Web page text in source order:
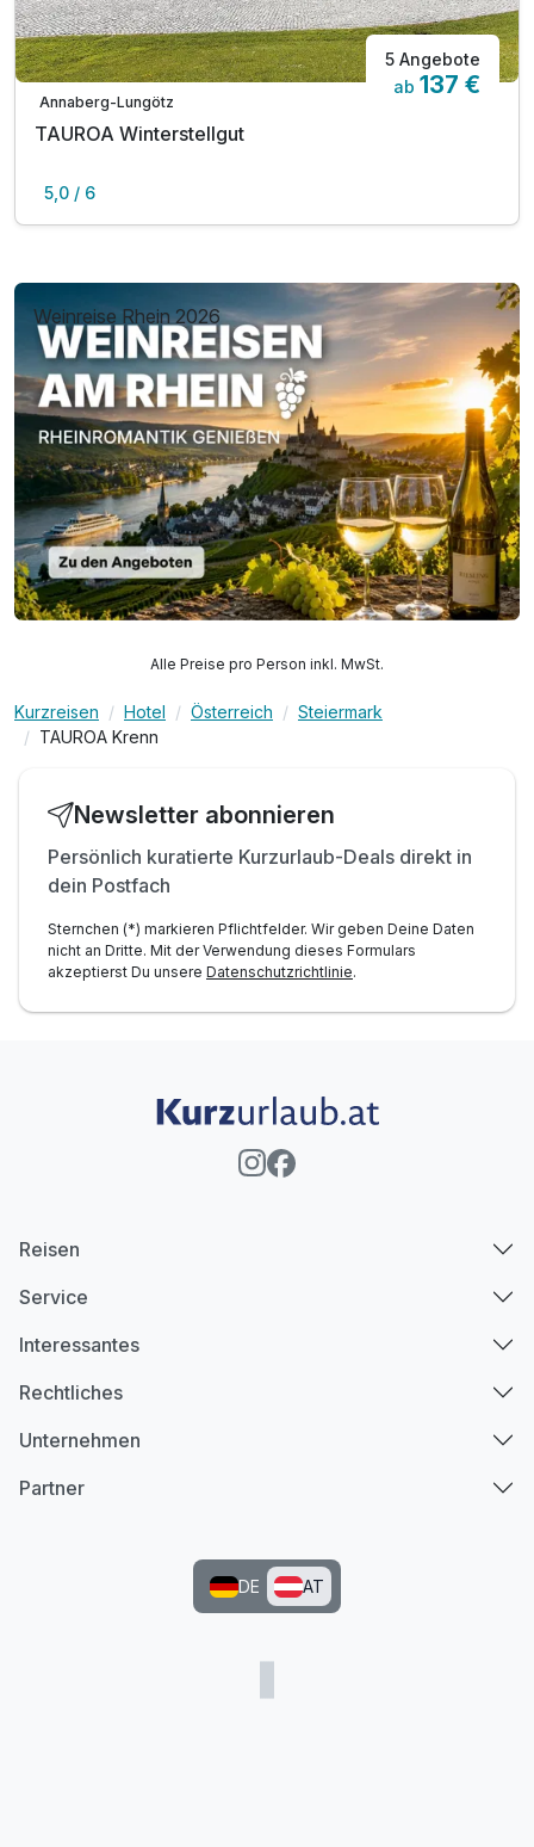
Annaberg-Lungötz
5 Angebote
ab 137 €
TAUROA Winterstellgut
5,0 / 6
Weinreise Rhein 2026
Alle Preise pro Person inkl. MwSt.
Kurzreisen Hotel Österreich
Steiermark
TAUROA Krenn
Newsletter abonnieren
Persönlich kuratierte Kurzurlaub-Deals direkt in
dein Postfach
Sternchen (*) markieren Pflichtfelder. Wir geben Deine Daten
nicht an Dritte. Mit der Verwendung dieses Formulars
akzeptierst Du unsere Datenschutzrichtlinie.
Reisen
Service
Interessantes
Rechtliches
Unternehmen
Partner
DE AT